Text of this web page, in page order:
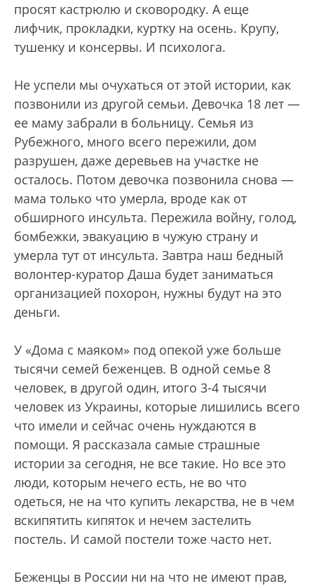
просят кастрюлю и сковородку. А еще
лифчик, прокладки, куртку на осень. Крупу,
тушенку и консервы. И психолога.
Не успели мы очухаться от этой истории, как
позвонили из другой семьи. Девочка 18 лет —
ее маму забрали в больницу. Семья из
Рубежного, много всего пережили, дом
разрушен, даже деревьев на участке не
осталось. Потом девочка позвонила снова —
мама только что умерла, вроде как от
обширного инсульта. Пережила войну, голод,
бомбежки, эвакуацию в чужую страну и
умерла тут от инсульта. Завтра наш бедный
волонтер-куратор Даша будет заниматься
организацией похорон, нужны будут на это
деньги.
У «Дома с маяком» под опекой уже больше
тысячи семей беженцев. В одной семье 8
человек, в другой один, итого 3-4 тысячи
человек из Украины, которые лишились всего
что имели и сейчас очень нуждаются в
помощи. Я рассказала самые страшные
истории за сегодня, не все такие. Но все это
люди, которым нечего есть, не во что
одеться, не на что купить лекарства, не в чем
вскипятить кипяток и нечем застелить
постель. И самой постели тоже часто нет.
Беженцы в России ни на что не имеют прав,